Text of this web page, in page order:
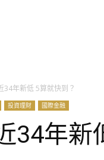
34年新低 5算就快到？
投資理財 國際金融
34年新